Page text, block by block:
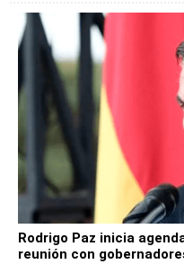
Rodrigo Paz inicia
reunión con